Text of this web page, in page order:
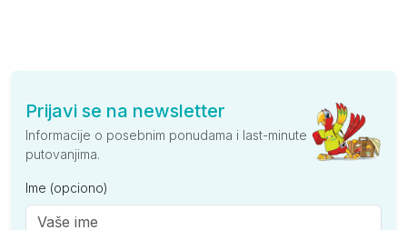
Prijavi se na newsletter
Informacije o posebnim ponudama i last-minute
putovanjima.
Ime (opciono)